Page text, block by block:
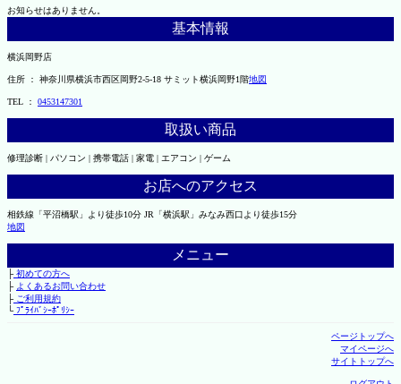
お知らせはありません。
基本情報
横浜岡野店
住所 ： 神奈川県横浜市西区岡野2-5-18 サミット横浜岡野1階地図
TEL ： 0453147301
取扱い商品
修理診断 | パソコン | 携帯電話 | 家電 | エアコン | ゲーム
お店へのアクセス
相鉄線「平沼橋駅」より徒歩10分 JR「横浜駅」みなみ西口より徒歩15分
地図
メニュー
├初めての方へ
├ よくあるお問い合わせ
├ご利用規約
└ﾌﾟﾗｲﾊﾞｼｰﾎﾟﾘｼｰ
ページトップへ
マイページへ
サイトトップへ